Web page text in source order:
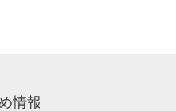
情報